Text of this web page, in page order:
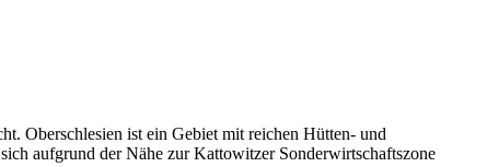
Oberschlesien ist ein Gebiet mit reichen Hütten- und
aufgrund der Nähe zur Kattowitzer Sonderwirtschaftszone